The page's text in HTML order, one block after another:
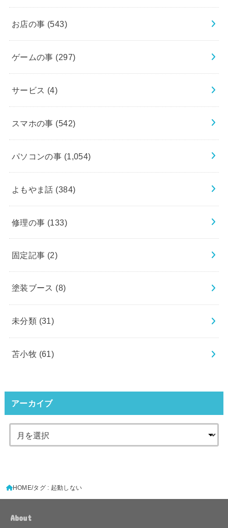
お店の事 (543)
ゲームの事 (297)
サービス (4)
スマホの事 (542)
パソコンの事 (1,054)
よもやま話 (384)
修理の事 (133)
固定記事 (2)
塗装ブース (8)
未分類 (31)
苫小牧 (61)
アーカイブ
HOME タグ : 起動しない
About